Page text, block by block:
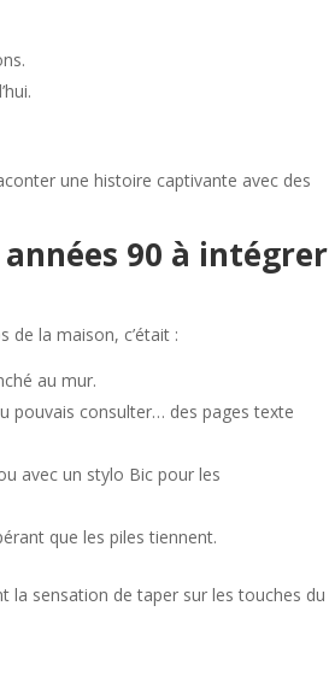
une histoire captivante avec des
90 à intégrer
de la maison, c’était :
au mur.
pouvais consulter… des pages texte
avec un stylo Bic pour les
que les piles tiennent.
la sensation de taper sur les touches du